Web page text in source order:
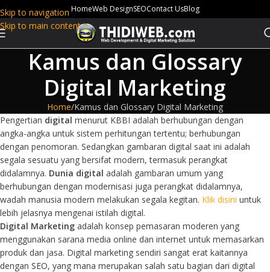
Skip to navigation
Skip to main content
HomeWeb DesignSEOContact UsBlog
Kamus dan Glossary
Digital Marketing
Home Kamus dan Glossary Digital Marketing
Pengertian digital menurut KBBI adalah berhubungan dengan
angka-angka untuk sistem perhitungan tertentu; berhubungan
dengan penomoran. Sedangkan gambaran digital saat ini adalah
segala sesuatu yang bersifat modern, termasuk perangkat
didalamnya. Dunia digital adalah gambaran umum yang
berhubungan dengan modernisasi juga perangkat didalamnya,
wadah manusia modern melakukan segala kegitan. Klik disini untuk
lebih jelasnya mengenai istilah digital.
Digital Marketing adalah konsep pemasaran moderen yang
menggunakan sarana media online dan internet untuk memasarkan
produk dan jasa. Digital marketing sendiri sangat erat kaitannya
dengan SEO, yang mana merupakan salah satu bagian dari digital